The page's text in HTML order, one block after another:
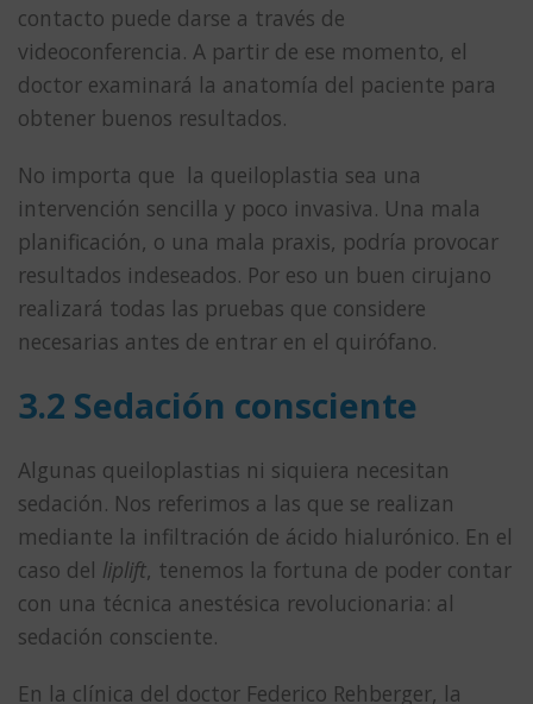
contacto puede darse a través de
videoconferencia. A partir de ese momento, el
doctor examinará la anatomía del paciente para
obtener buenos resultados.
No importa que la queiloplastia sea una
intervención sencilla y poco invasiva. Una mala
planificación, o una mala praxis, podría provocar
resultados indeseados. Por eso un buen cirujano
realizará todas las pruebas que considere
necesarias antes de entrar en el quirófano.
3.2 Sedación consciente
Algunas queiloplastias ni siquiera necesitan
sedación. Nos referimos a las que se realizan
mediante la infiltración de ácido hialurónico. En el
caso del liplift, tenemos la fortuna de poder contar
con una técnica anestésica revolucionaria: al
sedación consciente.
En la clínica del doctor Federico Rehberger, la